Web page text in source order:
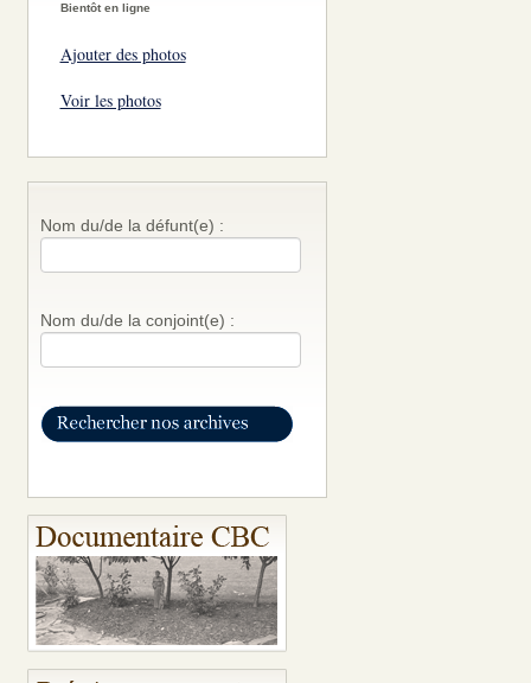
Bientôt en ligne
Ajouter des photos
Voir les photos
Nom du/de la défunt(e) :
Nom du/de la conjoint(e) :